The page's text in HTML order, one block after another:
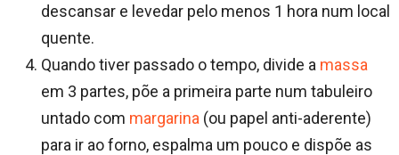
descansar e levedar pelo menos 1 hora num local
quente.
Quando tiver passado o tempo, divide a massa
em 3 partes, põe a primeira parte num tabuleiro
untado com margarina (ou papel anti-aderente)
para ir ao forno, espalma um pouco e dispõe as